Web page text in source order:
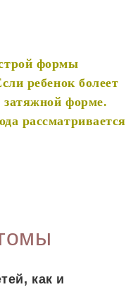
формы
ребенок болеет
затяжной форме.
рассматривается
как и